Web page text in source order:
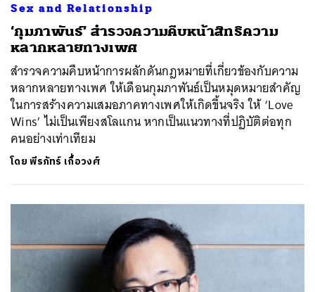
Sex and Relationship
‘กุมภาพันธ์’ สำรวจความคืบหน้าสิทธิความ
หลากหลายทางเพศ
สำรวจความคืบหน้าการผลักดันกฎหมายที่เกี่ยวข้องกับความ
หลากหลายทางเพศ ให้เดือนกุมภาพันธ์เป็นหมุดหมายสำคัญ
ในการสร้างความเสมอภาคทางเพศให้เกิดขึ้นจริง ให้ ‘Love
Wins’ ไม่เป็นเพียงสโลแกน หากเป็นแนวทางที่ปฏิบัติต่อทุก
คนอย่างเท่าเทียม
โดยพีรภัทร์ เกื้อวงศ์